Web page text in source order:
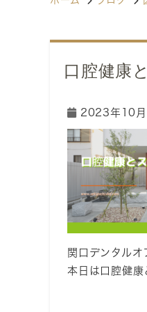
口腔健康
2023年10月
関口デンタルオ
本日は口腔健康